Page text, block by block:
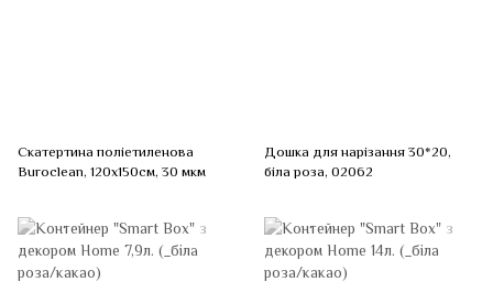
Скатертина поліетиленова
Buroclean, 120х150см, 30 мкм
Дошка для нарізання 30*20,
біла роза, 02062